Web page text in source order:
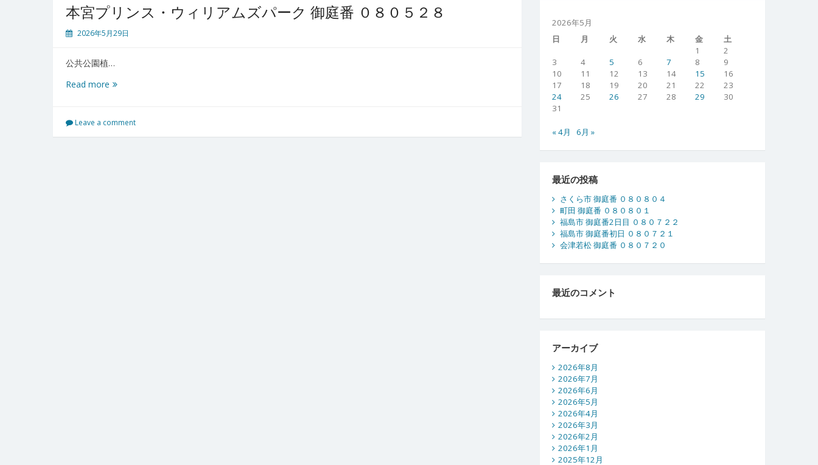
本宮プリンス・ウィリアムズパーク 御庭番 ０８０５２８
2026年5月29日
公共公園植…
Read more 本
リ
ン
Leave a comment
2026年5月
日
月 火 水 木 金
土
1
2
3
4 5 6 7 8
9
10
11 12 13 14 15
16
17
18 19 20 21 22
23
24
25 26 27 28 29
30
31
« 4月 6月 »
最近の投稿
さくら市 御庭番 ０８０８０４
町田 御庭番 ０８０８０１
福島市 御庭番2日目 ０８０７２２
福島市 御庭番初日 ０８０７２１
会津若松 御庭番 ０８０７２０
最近のコメント
アーカイブ
2026年8月
2026年7月
2026年6月
2026年5月
2026年4月
2026年3月
2026年2月
2026年1月
2025年12月